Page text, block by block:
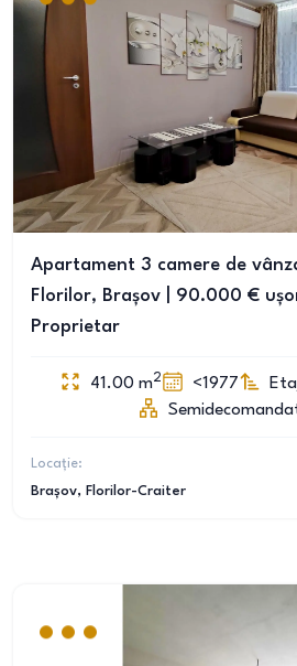
Apartament 3 camere de
Florilor, Brașov | 90.000 €
Proprietar
41.00 m2 <1977
Locație:
Brașov, Florilor-Craiter